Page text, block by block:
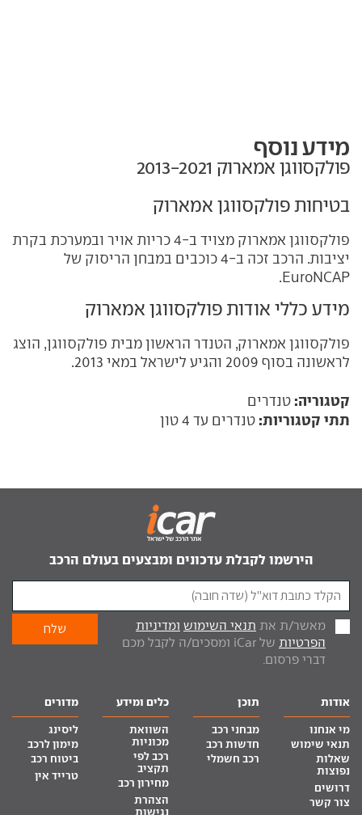
מידע נוסף
פולקסווגן אמארוק‏ 2013-2021
בטיחות פולקסווגן אמארוק
פולקסווגן אמארוק מצויד ב-4 כריות אויר ובמערכת בקרת
יציבות. הרכב זכה ב-4 כוכבים במבחן הריסוק של
EuroNCAP.
מידע כללי אודות פולקסווגן אמארוק
פולקסווגן אמארוק, הטנדר הראשון מבית פולקסווגן, הוצג
לראשונה בסוף 2009 והגיע לישראל במאי 2013.
קטגוריה: טנדרים
תתי קטגוריות: טנדרים עד 4 טון
הירשמו לקבלת עדכונים ומבצעים בעולם הרכב
מאשר/ת את תנאי השימוש ומדיניות
הפרטיות
של iCar ומסכים/ה לקבל מכם
דברי פרסום.
אודות
מי אנחנו
תנאי שימוש
שאלות
נפוצות
דרושים
צור קשר
תוכן
מבחני רכב
חדשות רכב
רכב חשמלי
כלים ומידע
השוואת
מכוניות
רכב לפי
תקציב
מחירון רכב
הצהרת
נגישות
מדורים
ליסינג
מימון לרכב
ביטוח רכב
טרייד אין